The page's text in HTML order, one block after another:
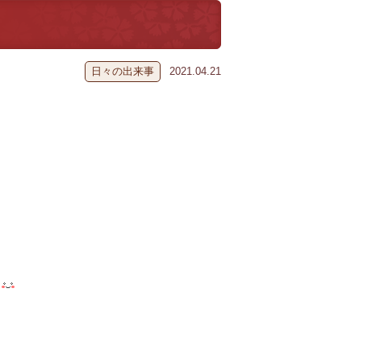
日々の出来事 2021.04.21